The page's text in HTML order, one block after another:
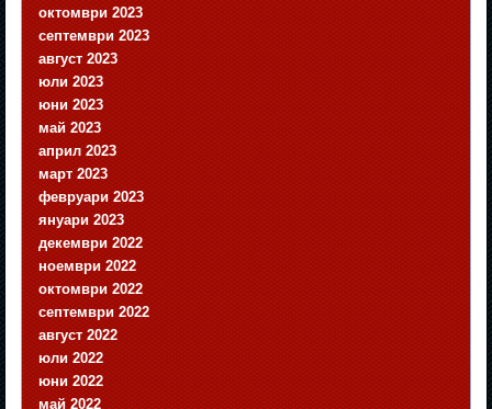
октомври 2023
септември 2023
август 2023
юли 2023
юни 2023
май 2023
април 2023
март 2023
февруари 2023
януари 2023
декември 2022
ноември 2022
октомври 2022
септември 2022
август 2022
юли 2022
юни 2022
май 2022